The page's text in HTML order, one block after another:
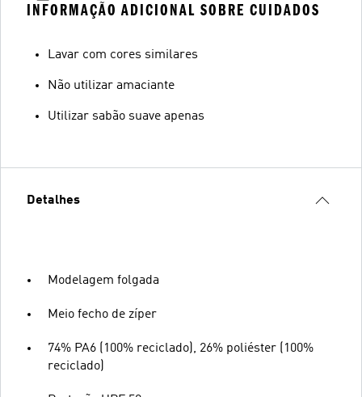
INFORMAÇÃO ADICIONAL SOBRE CUIDADOS
Lavar com cores similares
Não utilizar amaciante
Utilizar sabão suave apenas
Detalhes
Modelagem folgada
Meio fecho de zíper
74% PA6 (100% reciclado), 26% poliéster (100%
reciclado)